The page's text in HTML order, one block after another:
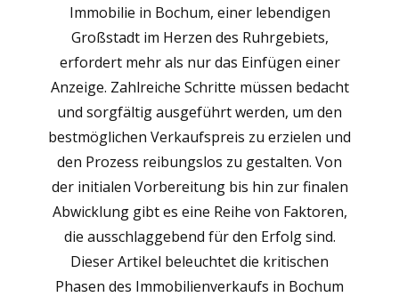
Immobilie in Bochum, einer lebendigen
Großstadt im Herzen des Ruhrgebiets,
erfordert mehr als nur das Einfügen einer
Anzeige. Zahlreiche Schritte müssen bedacht
und sorgfältig ausgeführt werden, um den
bestmöglichen Verkaufspreis zu erzielen und
den Prozess reibungslos zu gestalten. Von
der initialen Vorbereitung bis hin zur finalen
Abwicklung gibt es eine Reihe von Faktoren,
die ausschlaggebend für den Erfolg sind.
Dieser Artikel beleuchtet die kritischen
Phasen des Immobilienverkaufs in Bochum